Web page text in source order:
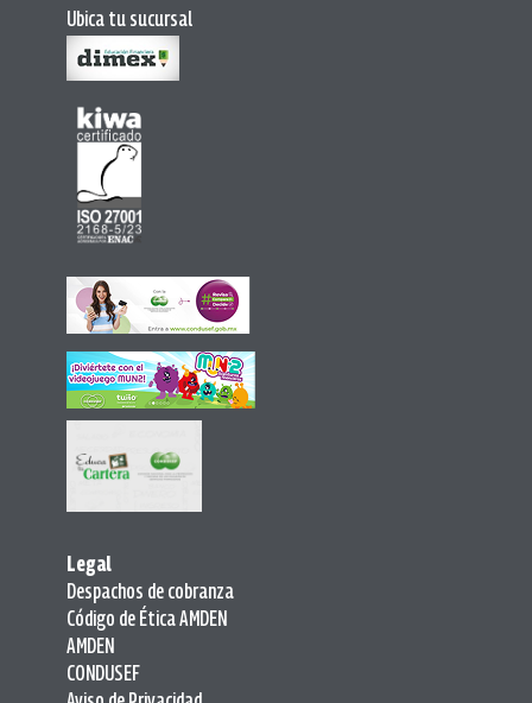
Ubica tu sucursal
Legal
Despachos de cobranza
Código de Ética AMDEN
AMDEN
CONDUSEF